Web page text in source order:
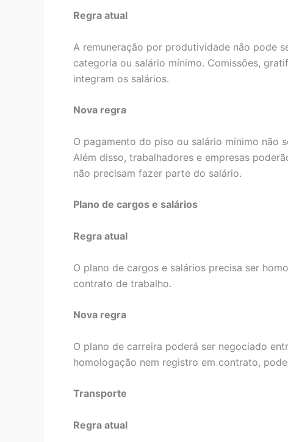
Regra atual
A remuneração por produtividade não pode
categoria ou salário mínimo. Comissões,
integram os salários.
Nova regra
O pagamento do piso ou salário mínimo não
Além disso, trabalhadores e empresas
não precisam fazer parte do salário.
Plano de cargos e salários
Regra atual
O plano de cargos e salários precisa ser
contrato de trabalho.
Nova regra
O plano de carreira poderá ser negociado
homologação nem registro em contrato,
Transporte
Regra atual